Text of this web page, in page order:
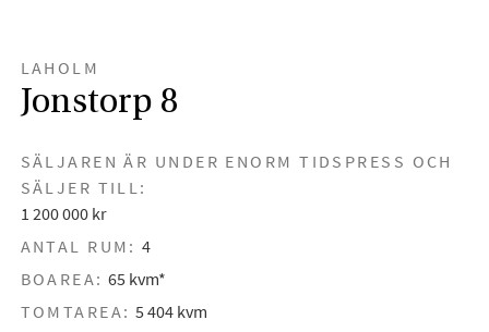
LAHOLM
Jonstorp 8
SÄLJAREN ÄR UNDER ENORM TIDSPRESS OCH
SÄLJER TILL:
1 200 000 kr
ANTAL RUM: 4
BOAREA: 65 kvm*
TOMTAREA: 5 404 kvm